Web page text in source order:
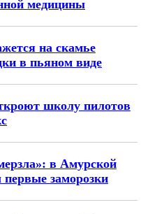
медицины
на скамье
в пьяном виде
школу пилотов
в Амурской
заморозки